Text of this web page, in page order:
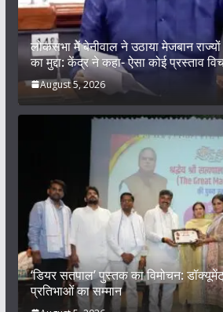
लोकसभा में बेनीवाल ने उठाया मेजबान
का मुद्दा: केंद्र ने कहा- ऐसा कोई प्रस्ताव
August 5, 2026
‘डियर सतपाल’ पुस्तक का विमोचन:
प्रतिभाओं का सम्मान